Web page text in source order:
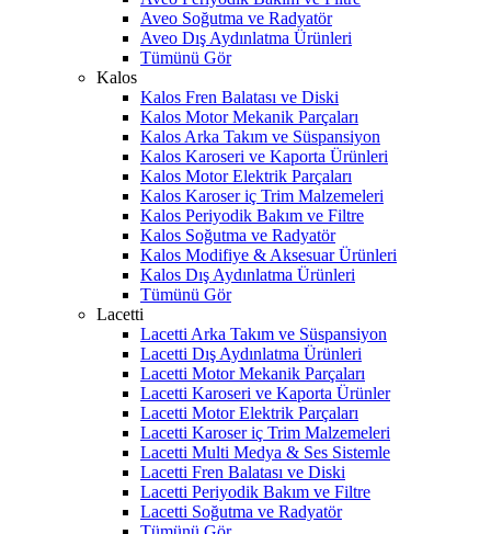
Aveo Soğutma ve Radyatör
Aveo Dış Aydınlatma Ürünleri
Tümünü Gör
Kalos
Kalos Fren Balatası ve Diski
Kalos Motor Mekanik Parçaları
Kalos Arka Takım ve Süspansiyon
Kalos Karoseri ve Kaporta Ürünleri
Kalos Motor Elektrik Parçaları
Kalos Karoser iç Trim Malzemeleri
Kalos Periyodik Bakım ve Filtre
Kalos Soğutma ve Radyatör
Kalos Modifiye & Aksesuar Ürünleri
Kalos Dış Aydınlatma Ürünleri
Tümünü Gör
Lacetti
Lacetti Arka Takım ve Süspansiyon
Lacetti Dış Aydınlatma Ürünleri
Lacetti Motor Mekanik Parçaları
Lacetti Karoseri ve Kaporta Ürünler
Lacetti Motor Elektrik Parçaları
Lacetti Karoser iç Trim Malzemeleri
Lacetti Multi Medya & Ses Sistemle
Lacetti Fren Balatası ve Diski
Lacetti Periyodik Bakım ve Filtre
Lacetti Soğutma ve Radyatör